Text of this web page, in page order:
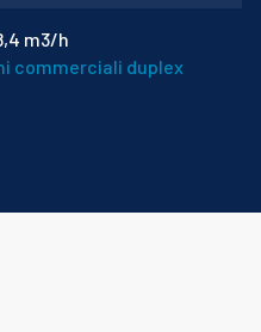
m3/h
commerciali duplex